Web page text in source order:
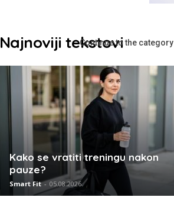
била:
889,00 RSD.
589,00 RSD.
Najnoviji tekstoviContinue to the category
Kako se vratiti treningu nakon
pauze?
Smart Fit - 05.08.2026.